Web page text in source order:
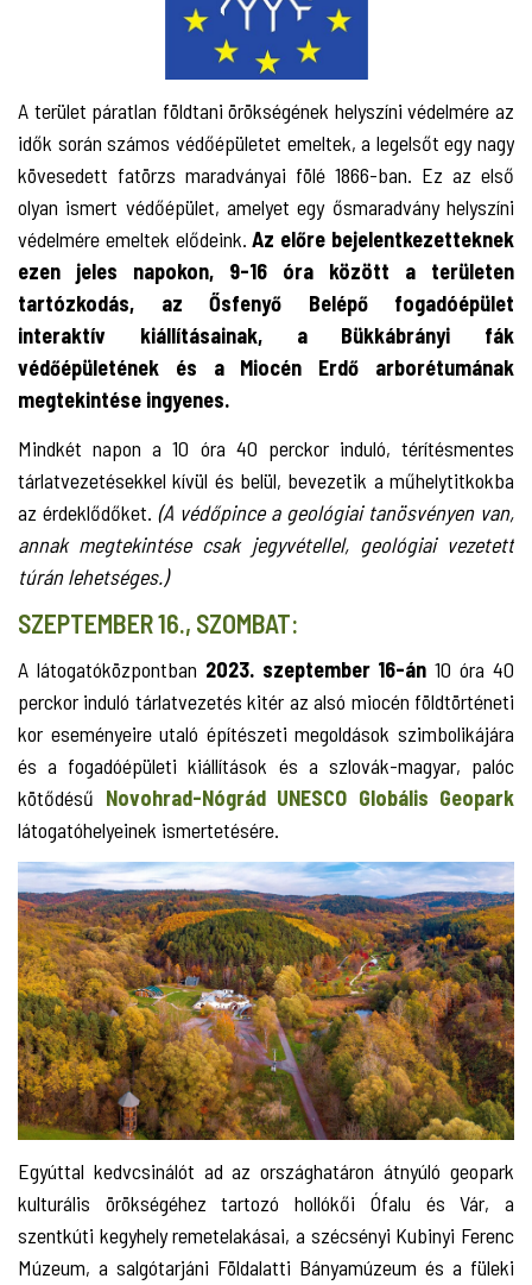
A terület páratlan földtani örökségének helyszíni védelmére az
idők során számos védőépületet emeltek, a legelsőt egy nagy
kövesedett fatörzs maradványai fölé 1866-ban. Ez az első
olyan ismert védőépület, amelyet egy ősmaradvány helyszíni
védelmére emeltek elődeink.Az előre bejelentkezetteknek
ezen jeles napokon, 9-16 óra között a területen
tartózkodás, az Ősfenyő Belépő fogadóépület
interaktív kiállításainak, a Bükkábrányi fák
védőépületének és a Miocén Erdő arborétumának
megtekintése ingyenes.
Mindkét napon a 10 óra 40 perckor induló, térítésmentes
tárlatvezetésekkel kívül és belül, bevezetik a műhelytitkokba
az érdeklődőket. (A védőpince a geológiai tanösvényen van,
annak megtekintése csak jegyvétellel, geológiai vezetett
túrán lehetséges.)
SZEPTEMBER 16., SZOMBAT:
A látogatóközpontban 2023. szeptember 16-án 10 óra 40
perckor induló tárlatvezetés kitér az alsó miocén földtörténeti
kor eseményeire utaló építészeti megoldások szimbolikájára
és a fogadóépületi kiállítások és a szlovák-magyar, palóc
kötődésű Novohrad-Nógrád UNESCO Globális Geopark
látogatóhelyeinek ismertetésére.
Egyúttal kedvcsinálót ad az országhatáron átnyúló geopark
kulturális örökségéhez tartozó hollókői Ófalu és Vár, a
szentkúti kegyhely remetelakásai, a szécsényi Kubinyi Ferenc
Múzeum, a salgótarjáni Földalatti Bányamúzeum és a füleki